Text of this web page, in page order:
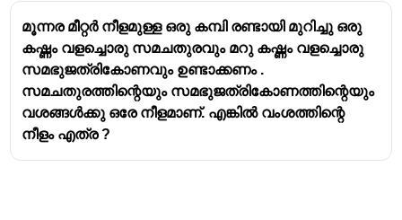
മൂന്നര മീറ്റർ നീളമുള്ള ഒരു കമ്പി രണ്ടായി മുറിച്ചു ഒരു
കഷ്ണം വളച്ചൊരു സമചതുരവും മറു കഷ്ണം വളച്ചൊരു
സമഭുജത്രികോണവും ഉണ്ടാക്കണം .
സമചതുരത്തിന്റെയും സമഭുജത്രികോണത്തിന്റെയും
വശങ്ങൾക്കു ഒരേ നീളമാണ്. എങ്കിൽ വംശത്തിന്റെ
നീളം എത്ര ?